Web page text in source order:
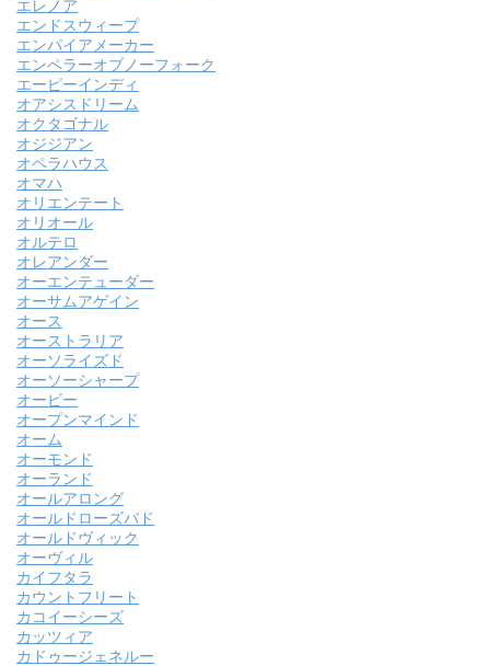
エレノア
エンドスウィープ
エンパイアメーカー
エンペラーオブノーフォーク
エーピーインディ
オアシスドリーム
オクタゴナル
オジジアン
オペラハウス
オマハ
オリエンテート
オリオール
オルテロ
オレアンダー
オーエンテューダー
オーサムアゲイン
オース
オーストラリア
オーソライズド
オーソーシャープ
オービー
オープンマインド
オーム
オーモンド
オーランド
オールアロング
オールドローズバド
オールドヴィック
オーヴィル
カイフタラ
カウントフリート
カコイーシーズ
カッツィア
カドゥージェネルー